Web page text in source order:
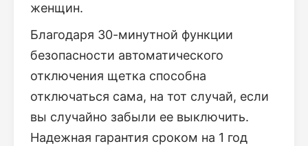
женщин.
Благодаря 30-минутной функции
безопасности автоматического
отключения щетка способна
отключаться сама, на тот случай, если
вы случайно забыли ее выключить.
Надежная гарантия сроком на 1 год